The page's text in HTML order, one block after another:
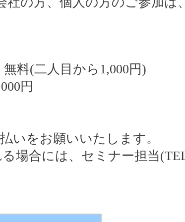
(二人目から1,000円)
円
いをお願いいたします。
場合には、セミナー担当